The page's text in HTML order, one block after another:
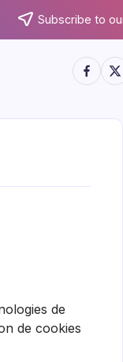
Subscribe to
https://
de
de cookies